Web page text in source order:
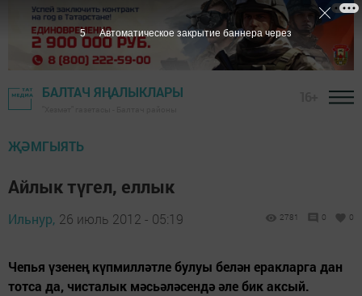
БАЛТАЧ ЯҢАЛЫКЛАРЫ
ҖӘМГЫЯТЬ
Айлык түгел, еллык
Ильнур, 26 июль 2012 - 05:19 2781 0 0
Чепья үзенең күпмилләтле булуы белән еракларга дан
тотса да, чисталык мәсьәләсендә әле бик аксый.
4 Автоматическое закрытие баннера через